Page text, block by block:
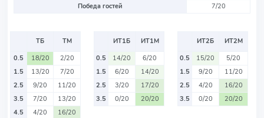
Победа гостей
7/20
ТБ
ТМ
0.5
18/20
2/20
1.5
13/20
7/20
2.5
9/20
11/20
3.5
7/20
13/20
4.5
4/20
16/20
ИТ1Б
ИТ1М
0.5
14/20
6/20
1.5
6/20
14/20
2.5
3/20
17/20
3.5
0/20 20/20
ИТ2Б
ИТ2М
0.5
15/20
5/20
1.5
9/20
11/20
2.5
4/20
16/20
3.5
0/20 20/20